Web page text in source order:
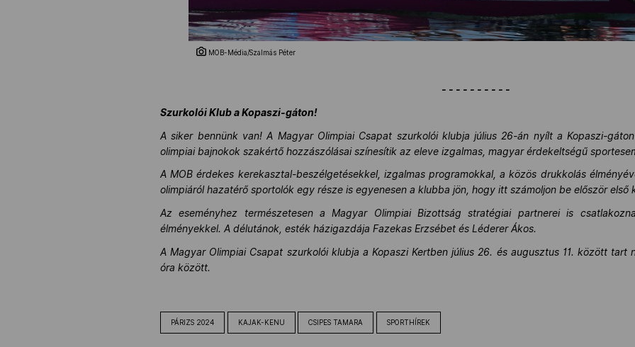
MOB-Média/Szalmás Péter
- - - - - - - - - -
Szurkolói Klub a Kopaszi-gáton!
A siker bennünk van! A Magyar Olimpiai Csapat szurkolói klubja július 26-án nyílt a Kopaszi-
olimpiai bajnokok szakértő hozzászólásai színesítik az eleve izgalmas, magyar érdekeltségű
A MOB érdekes kerekasztal-beszélgetésekkel, izgalmas programokkal, a közös drukkolás
olimpiáról hazatérő sportolók egy része is egyenesen a klubba jön, hogy itt számoljon be először első
Az eseményhez természetesen a Magyar Olimpiai Bizottság stratégiai partnerei is
élményekkel. A délutánok, esték házigazdája Fazekas Erzsébet és Léderer Ákos.
A Magyar Olimpiai Csapat szurkolói klubja a Kopaszi Kertben július 26. és augusztus 11. között tart
óra között.
PÁRIZS 2024 KAJAK-KENU CSIPES TAMARA SPORTHÍREK